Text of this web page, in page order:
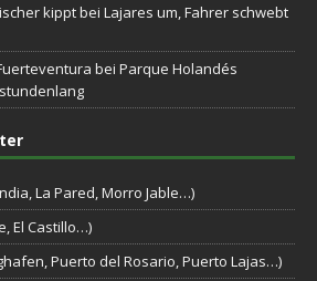
kippt bei Lajares um, Fahrer schwebt
bei Parque Holandés
La Pared, Morro Jable…)
El Castillo…)
Puerto del Rosario, Puerto Lajas…)